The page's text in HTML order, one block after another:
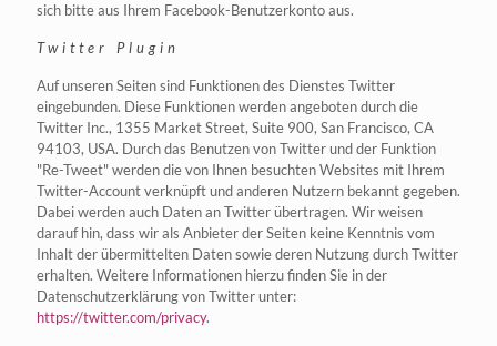
sich bitte aus Ihrem Facebook-Benutzerkonto aus.
Twitter Plugin
Auf unseren Seiten sind Funktionen des Dienstes Twitter
eingebunden. Diese Funktionen werden angeboten durch die
Twitter Inc., 1355 Market Street, Suite 900, San Francisco, CA
94103, USA. Durch das Benutzen von Twitter und der Funktion
"Re-Tweet" werden die von Ihnen besuchten Websites mit Ihrem
Twitter-Account verknüpft und anderen Nutzern bekannt gegeben.
Dabei werden auch Daten an Twitter übertragen. Wir weisen
darauf hin, dass wir als Anbieter der Seiten keine Kenntnis vom
Inhalt der übermittelten Daten sowie deren Nutzung durch Twitter
erhalten. Weitere Informationen hierzu finden Sie in der
Datenschutzerklärung von Twitter unter:
https://twitter.com/privacy.